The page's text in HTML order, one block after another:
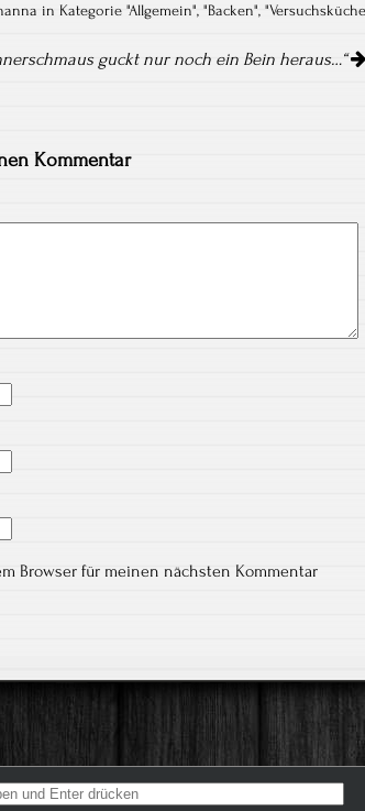
in Kategorie "Allgemein", "Backen", "
guckt nur noch ein Bein heraus…“
Kommentar
Browser für meinen nächsten Kommentar